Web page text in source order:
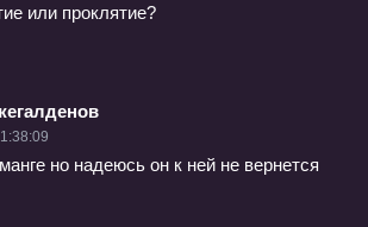
или проклятие?
но надеюсь он к ней не вернется